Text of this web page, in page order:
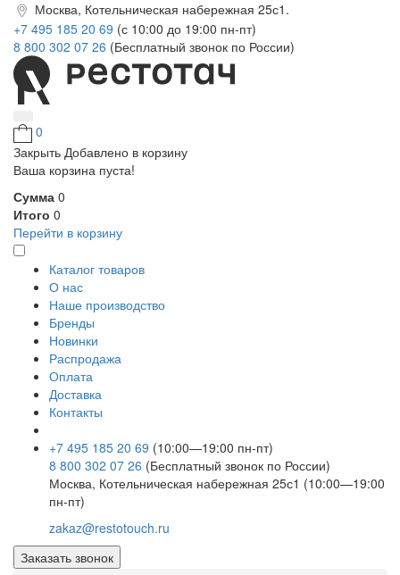
Москва, Котельническая набережная 25с1.
+7 495 185 20 69 (с 10:00 до 19:00 пн-пт)
8 800 302 07 26 (Бесплатный звонок по России)
0
Закрыть Добавлено в корзину
Ваша корзина пуста!
Сумма 0
Итого 0
Перейти в корзину
Каталог товаров
О нас
Наше производство
Бренды
Новинки
Распродажа
Оплата
Доставка
Контакты
+7 495 185 20 69 (10:00—19:00 пн-пт)
8 800 302 07 26 (Бесплатный звонок по России)
Москва, Котельническая набережная 25с1 (10:00—19:00
пн-пт)
zakaz@restotouch.ru
Заказать звонок